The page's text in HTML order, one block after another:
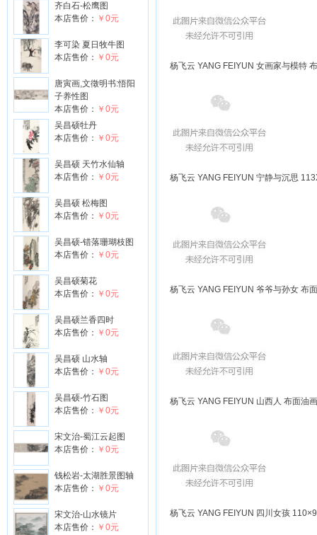
齐白石-松鹰图
本店售价： ￥0元
李可染 夏日牧牛图
本店售价： ￥0元
唐寅画,文徵明书:悟阳
子养性图
本店售价： ￥0元
吴昌硕牡丹
本店售价： ￥0元
吴昌硕 天竹水仙轴
本店售价： ￥0元
吴昌硕 松梅图
本店售价： ￥0元
吴昌硕-错落珊瑚枝图
本店售价： ￥0元
吴昌硕菊花
本店售价： ￥0元
吴昌硕兰香四时
本店售价： ￥0元
吴昌硕 山水轴
本店售价： ￥0元
吴昌硕-竹石图
本店售价： ￥0元
宋文治-蜀江云起图
本店售价： ￥0元
钱松岩-太湖胜景图轴
本店售价： ￥0元
宋文治-山水镜片
本店售价： ￥0元
杨飞云 YANG FEIYUN 女画家与模特
杨飞云 YANG FEIYUN 宁静与沉思
杨飞云 YANG FEIYUN 爷爷与孙女 布
杨飞云 YANG FEIYUN 山西人 布面油
杨飞云 YANG FEIYUN 四川女孩